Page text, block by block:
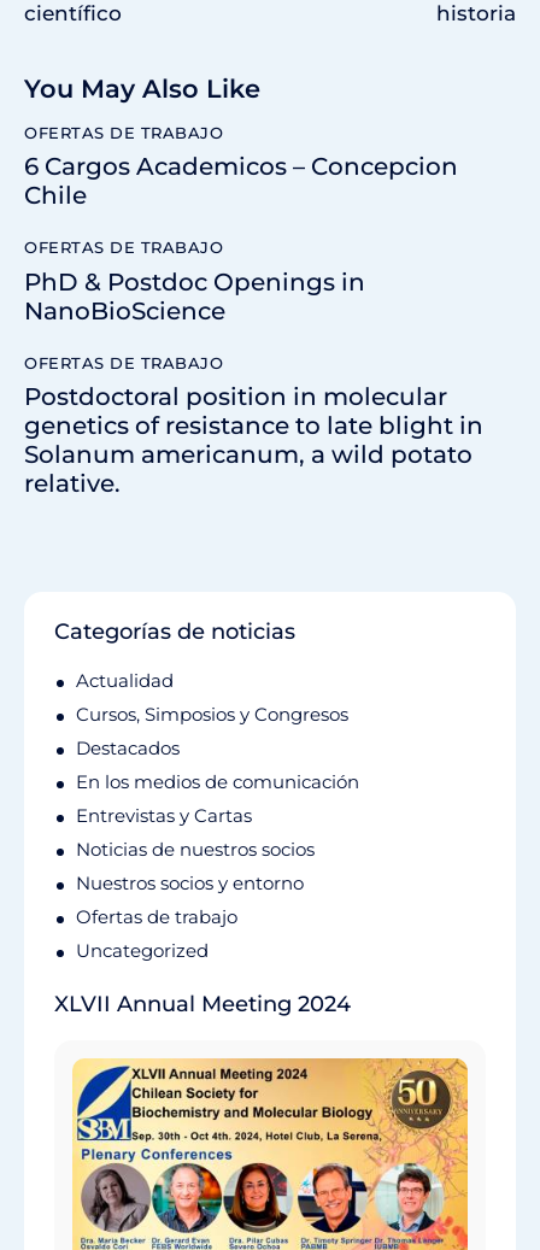
científico
historia
You May Also Like
OFERTAS DE TRABAJO
6 Cargos Academicos – Concepcion
Chile
OFERTAS DE TRABAJO
PhD & Postdoc Openings in
NanoBioScience
OFERTAS DE TRABAJO
Postdoctoral position in molecular
genetics of resistance to late blight in
Solanum americanum, a wild potato
relative.
Categorías de noticias
Actualidad
Cursos, Simposios y Congresos
Destacados
En los medios de comunicación
Entrevistas y Cartas
Noticias de nuestros socios
Nuestros socios y entorno
Ofertas de trabajo
Uncategorized
XLVII Annual Meeting 2024